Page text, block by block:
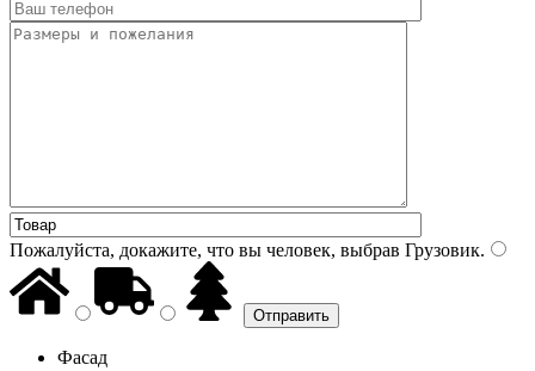
Пожалуйста, докажите, что вы человек, выбрав Грузовик.
Фасад